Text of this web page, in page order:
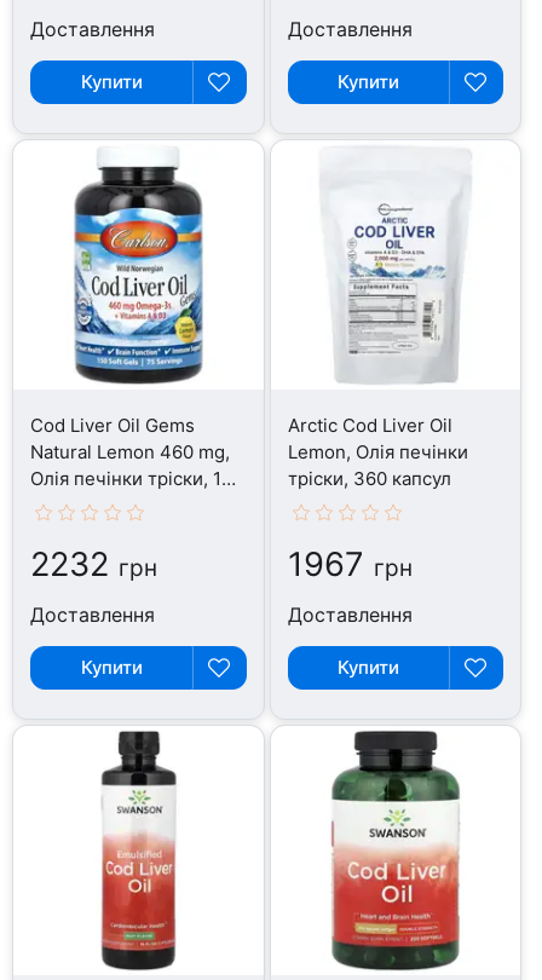
Доставлення
Купити
Доставлення
Купити
Cod Liver Oil Gems
Natural Lemon 460 mg,
Олія печінки тріски, 150
капсул
2232 грн
Доставлення
Купити
Arctic Cod Liver Oil
Lemon, Олія печінки
тріски, 360 капсул
1967 грн
Доставлення
Купити